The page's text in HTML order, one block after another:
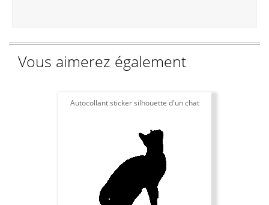
Vous aimerez également
Autocollant sticker silhouette d'un chat